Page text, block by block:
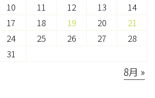
10 11 12 13
14
17 18 19 20
21
24 25 26 27
28
31
8月 »